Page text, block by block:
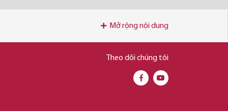
Mở rộng nội dung
Theo dõi chúng tôi